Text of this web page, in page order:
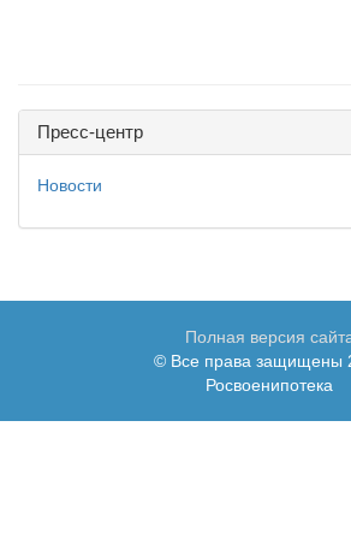
Пресс-центр
Новости
Полная версия
© Все права защищены
Росвоенипотека